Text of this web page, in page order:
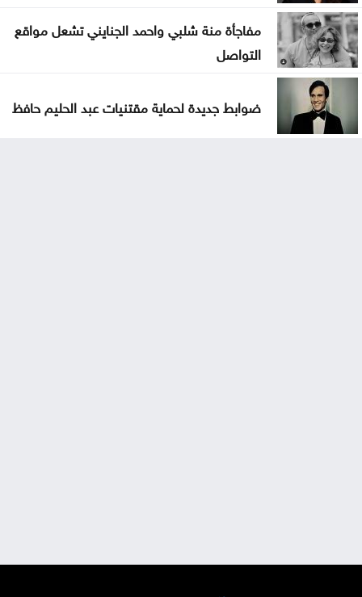
مفاجأة منة شلبي واحمد الجنايني تشعل مواقع
التواصل
ضوابط جديدة لحماية مقتنيات عبد الحليم حافظ